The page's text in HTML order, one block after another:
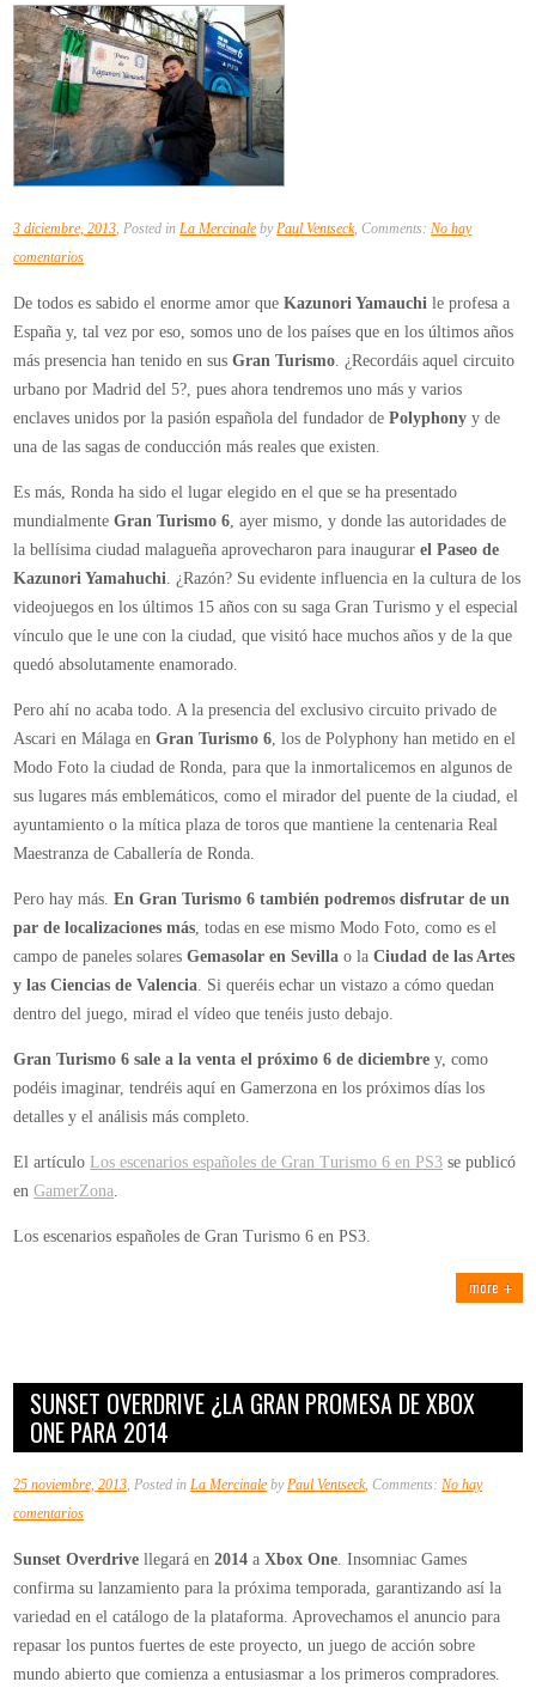
3 diciembre, 2013 , Posted in La Mercinale by Paul Ventseck, Comments: No hay
comentariosen
escenarios
españoles
de
Gran
Turismo
6
PS3
De todos es sabido el enorme amor queKazunori Yamauchi le profesa a
España y, tal vez por eso, somos uno de los países que en los últimos años
más presencia han tenido en susGran Turismo . ¿Recordáis aquel circuito
urbano por Madrid del 5?, pues ahora tendremos uno más y varios
enclaves unidos por la pasión española del fundador dePolyphony y de
una de las sagas de conducción más reales que existen.
Es más, Ronda ha sido el lugar elegido en el que se ha presentado
mundialmenteGran Turismo 6 , ayer mismo, y donde las autoridades de
la bellísima ciudad malagueña aprovecharon para inaugurarel Paseo de
Kazunori Yamahuchi . ¿Razón? Su evidente influencia en la cultura de los
videojuegos en los últimos 15 años con su saga Gran Turismo y el especial
vínculo que le une con la ciudad, que visitó hace muchos años y de la que
quedó absolutamente enamorado.
Pero ahí no acaba todo. A la presencia del exclusivo circuito privado de
Ascari en Málaga enGran Turismo 6 , los de Polyphony han metido en el
Modo Foto la ciudad de Ronda, para que la inmortalicemos en algunos de
sus lugares más emblemáticos, como el mirador del puente de la ciudad, el
ayuntamiento o la mítica plaza de toros que mantiene la centenaria Real
Maestranza de Caballería de Ronda.
Pero hay más.En Gran Turismo 6 también podremos disfrutar de un
par de localizaciones más , todas en ese mismo Modo Foto, como es el
campo de paneles solaresGemasolar en Sevilla o laCiudad de las Artes
y las Ciencias de Valencia . Si queréis echar un vistazo a cómo quedan
dentro del juego, mirad el vídeo que tenéis justo debajo.
Gran Turismo 6 sale a la venta el próximo 6 de diciembre y, como
podéis imaginar, tendréis aquí en Gamerzona en los próximos días los
detalles y el análisis más completo.
El artículo Los escenarios españoles de Gran Turismo 6 en PS3 se publicó
enGamerZona
Los escenarios españoles de Gran Turismo 6 en PS3.
more
SUNSET OVERDRIVE ¿LA GRAN PROMESA DE XBOX
ONE PARA 2014
25 noviembre, 2013 , Posted in La Mercinale by Paul Ventseck, Comments: No hay
comentariosen
Overdrive
¿la
gran
promesa
de
Sunset Overdrive llegará en2014aXbox One . Insomniac Games
confirma su lanzamiento para la próxima temporada, garantizando así la
variedad en el catálogo de la plataforma. Aprovechamos el anuncio para
repasar los puntos fuertes de este proyecto, un juego de acción sobre
mundo abierto que comienza a entusiasmar a los primeros compradores.